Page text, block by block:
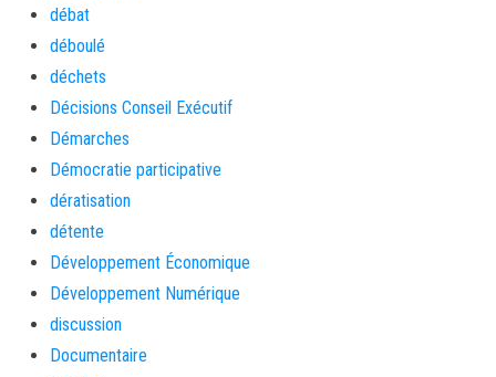
débat
déboulé
déchets
Décisions Conseil Exécutif
Démarches
Démocratie participative
dératisation
détente
Développement Économique
Développement Numérique
discussion
Documentaire